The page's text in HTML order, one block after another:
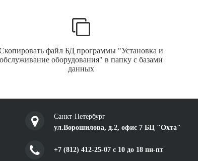
файл БД программы "Установка и
обслуживание оборудования" в папку с базами
данных
Санкт-Петербург
ул.Ворошилова, д.2, офис 7 БЦ "Охта"
+7 (812) 412-25-07 c 10 до 18 пн-пт